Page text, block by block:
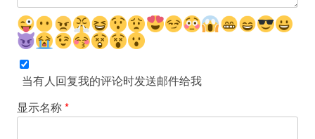
当有人回复我的评论时发送邮件给我
显示名称*